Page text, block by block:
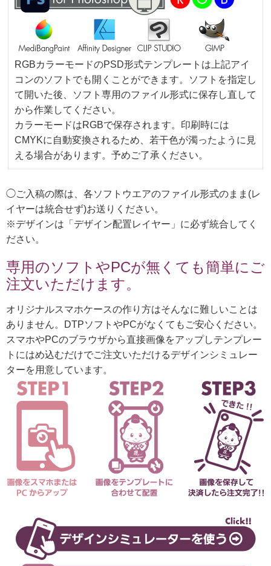
RGBカラーモードのPSD形式テンプレートは上記アイ
コンのソフトでも開くことができます。ソフトを指定し
て開いた後、ソフト専用のファイル形式に保存し直して
から作業してください。
カラーモードはRGBで保存されます。印刷時には
CMYKに自動変換されるため、若干色が濁ったように見
える場合があります。予めご了承ください。
◯ご入稿の際は、各ソフトウエアのファイル形式のまま(レ
イヤーは統合せず)お送りください。
※デザインは「デザイン配置レイヤー」に必ず統合してく
ださい。
専用のソフトやPCが無くても簡単にご
注文いただけます。
オリジナルスマホケースの作り方はそんなに難しいことは
ありません。DTPソフトやPCがなくてもご安心ください。
スマホやPCのブラウザから直接画像をアップしテンプレー
トにはめ込むだけでご注文いただけるデザインシミュレー
ターを用意しています。